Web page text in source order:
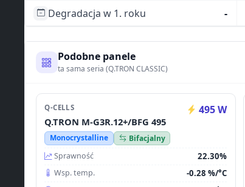
Degradacja w 1. roku
-
Podobne panele
ta sama seria (Q.TRON CLASSIC)
Q-CELLS 495 W
Q.TRON M-G3R.12+/BFG 495
Monocrystalline
Bifacjalny
Sprawność
22.30%
Wsp. temp. -0.28 %/°C